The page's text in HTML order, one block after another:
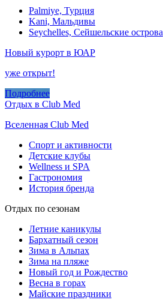
Palmiye, Турция
Kani, Мальдивы
Seychelles, Сейшельские острова
Новый курорт в ЮАР
уже открыт!
Подробнее
Отдых в Club Med
Вселенная Club Med
Спорт и активности
Детские клубы
Wellness и SPA
Гастрономия
История бренда
Отдых по сезонам
Летние каникулы
Бархатный сезон
Зима в Альпах
Зима на пляже
Новый год и Рождество
Весна в горах
Майские праздники